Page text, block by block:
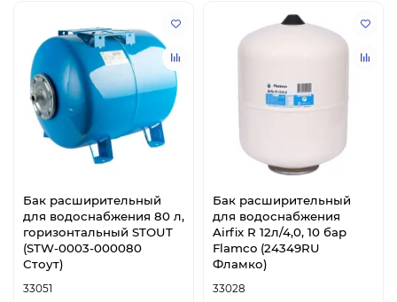
Бак расширительный
для водоснабжения 80 л,
горизонтальный STOUT
(STW-0003-000080
Стоут)
33051
Бак расширительный
для водоснабжения
Airfix R 12л/4,0, 10 бар
Flamco (24349RU
Фламко)
33028